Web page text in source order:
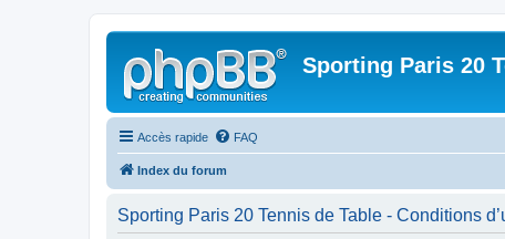
Sporting Paris 20
Accès rapide FAQ
Index du forum
Sporting Paris 20 Tennis de Table - Conditions